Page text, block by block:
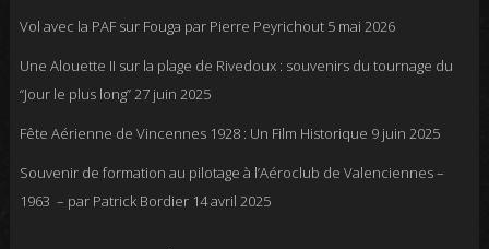
Vol avec la PAF sur Fouga par Pierre Peyrichout 5 mai 2026
Une Alouette II sur la plage de Rivedoux : souvenirs du tournage du
“Jour le plus long”27 juin 2025
Fête Aérienne de Vincennes 1928 : Un Film Historique 9 juin 2025
Souvenir de formation au pilotage à l’Aéroclub de Valenciennes –
1963 – par Patrick Bordier 14 avril 2025